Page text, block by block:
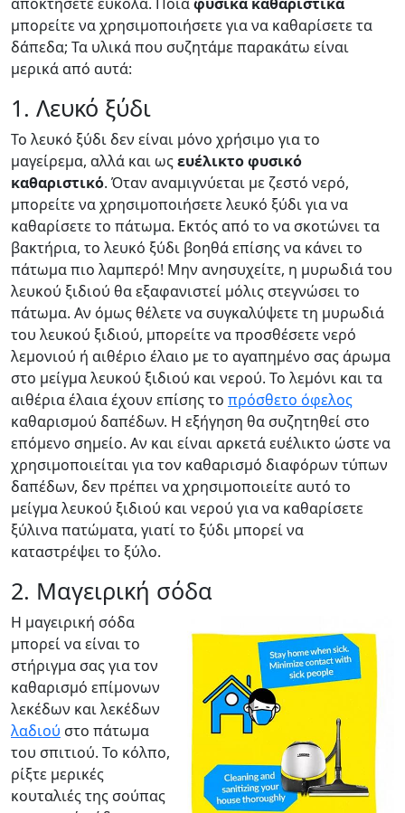
μπορείτε να χρησιμοποιήσετε για να καθαρίσετε τα
δάπεδα; Τα υλικά που συζητάμε παρακάτω είναι
μερικά από αυτά:
1. Λευκό ξύδι
Το λευκό ξύδι δεν είναι μόνο χρήσιμο για το
μαγείρεμα, αλλά και ωςευέλικτο φυσικό
καθαριστικό. Όταν αναμιγνύεται με ζεστό νερό,
μπορείτε να χρησιμοποιήσετε λευκό ξύδι για να
καθαρίσετε το πάτωμα. Εκτός από το να σκοτώνει τα
βακτήρια, το λευκό ξύδι βοηθά επίσης να κάνει το
πάτωμα πιο λαμπερό! Μην ανησυχείτε, η μυρωδιά του
λευκού ξιδιού θα εξαφανιστεί μόλις στεγνώσει το
πάτωμα. Αν όμως θέλετε να συγκαλύψετε τη μυρωδιά
του λευκού ξιδιού, μπορείτε να προσθέσετε νερό
λεμονιού ή αιθέριο έλαιο με το αγαπημένο σας άρωμα
στο μείγμα λευκού ξιδιού και νερού. Το λεμόνι και τα
αιθέρια έλαια έχουν επίσης το πρόσθετο όφελος
καθαρισμού δαπέδων. Η εξήγηση θα συζητηθεί στο
επόμενο σημείο. Αν και είναι αρκετά ευέλικτο ώστε να
χρησιμοποιείται για τον καθαρισμό διαφόρων τύπων
δαπέδων, δεν πρέπει να χρησιμοποιείτε αυτό το
μείγμα λευκού ξιδιού και νερού για να καθαρίσετε
ξύλινα πατώματα, γιατί το ξύδι μπορεί να
καταστρέψει το ξύλο.
2. Μαγειρική σόδα
Η μαγειρική σόδα
μπορεί να είναι το
στήριγμα σας για τον
καθαρισμό επίμονων
λεκέδων και λεκέδων
λαδιού στο πάτωμα
του σπιτιού. Το κόλπο,
ρίξτε μερικές
κουταλιές της σούπας